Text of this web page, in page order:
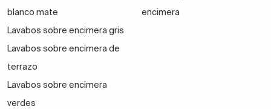
blanco mate
Lavabos sobre encimera gris
Lavabos sobre encimera de
terrazo
Lavabos sobre encimera
verdes
encimera